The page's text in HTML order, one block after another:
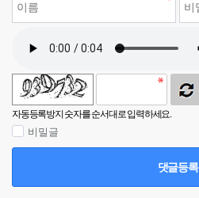
자동등록방지 숫자를 순서대로 입력하세요.
비밀글
댓글등록